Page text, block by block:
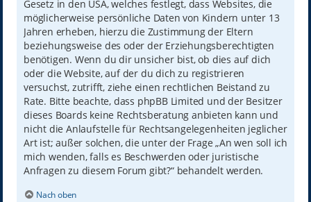
Gesetz in den USA, welches festlegt, dass Websites, die
möglicherweise persönliche Daten von Kindern unter 13
Jahren erheben, hierzu die Zustimmung der Eltern
beziehungsweise des oder der Erziehungsberechtigten
benötigen. Wenn du dir unsicher bist, ob dies auf dich
oder die Website, auf der du dich zu registrieren
versuchst, zutrifft, ziehe einen rechtlichen Beistand zu
Rate. Bitte beachte, dass phpBB Limited und der Besitzer
dieses Boards keine Rechtsberatung anbieten kann und
nicht die Anlaufstelle für Rechtsangelegenheiten jeglicher
Art ist; außer solchen, die unter der Frage „An wen soll ich
mich wenden, falls es Beschwerden oder juristische
Anfragen zu diesem Forum gibt?“ behandelt werden.
Nach oben